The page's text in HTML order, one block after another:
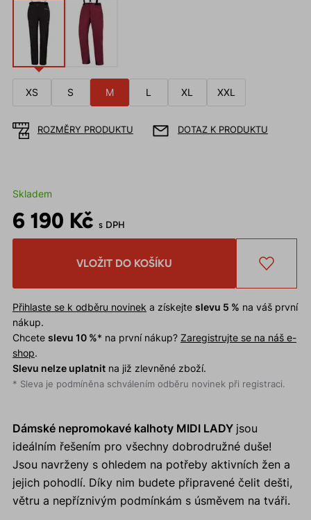
XS S M L XL XXL
ROZMĚRY PRODUKTU DOTAZ K PRODUKTU
Skladem
6 190 Kč s DPH
VLOŽIT DO KOŠÍKU
Přihlaste se k odběru novinek a získejte slevu 5 % na váš první
nákup.
Chcete slevu 10 %* na první nákup? Zaregistrujte se na náš e-
shop.
Slevu nelze uplatnitna již zlevněné zboží.
* Sleva je podmíněna schválením odběru novinek při registraci.
Dámské nepromokavé kalhoty MIDI LADY jsou
ideálním řešením pro všechny dobrodružné duše!
Jsou navrženy s ohledem na potřeby aktivních žen a
jejich pohodlí. Díky nim budete připravené čelit dešti,
větru a nepříznivým podmínkám s úsměvem na tváři.